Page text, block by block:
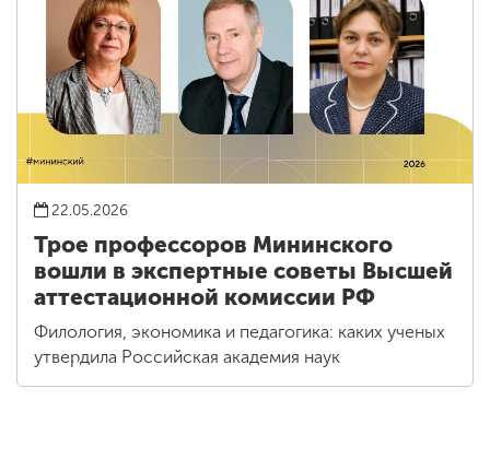
22.05.2026
Трое профессоров Мининского
вошли в экспертные советы Высшей
аттестационной комиссии РФ
Филология, экономика и педагогика: каких ученых
утвердила Российская академия наук